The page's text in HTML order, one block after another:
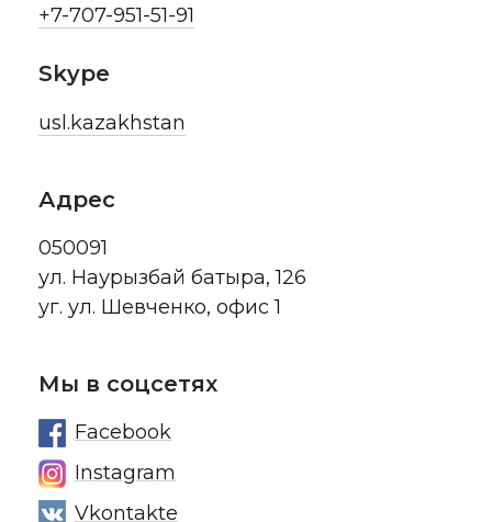
Мы в соцсетях
Facebook
Instagram
Vkontakte
Адрес
050091
ул. Наурызбай батыра, 126
уг. ул. Шевченко, офис 1
+7-707-951-51-91
Skype
usl.kazakhstan